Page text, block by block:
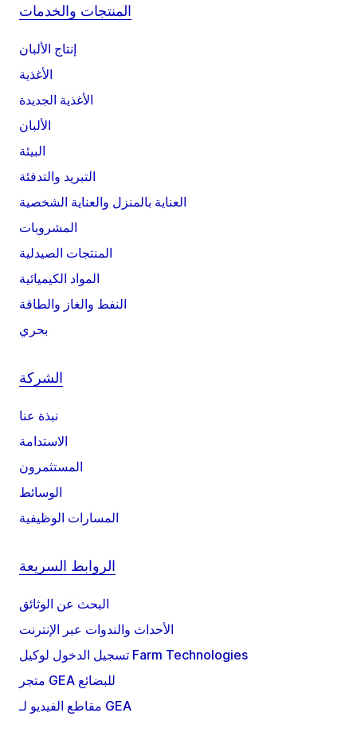
المنتجات والخدمات
إنتاج الألبان
الأغذية
الأغذية الجديدة
الألبان
البيئة
التبريد والتدفئة
العناية بالمنزل والعناية الشخصية
المشروبات
المنتجات الصيدلية
المواد الكيميائية
النفط والغاز والطاقة
بحري
الشركة
نبذة عنا
الاستدامة
المستثمرون
الوسائط
المسارات الوظيفية
الروابط السريعة
البحث عن الوثائق
الأحداث والندوات عبر الإنترنت
تسجيل الدخول لوكيل Farm Technologies
متجر GEA للبضائع
مقاطع الفيديو لـ GEA